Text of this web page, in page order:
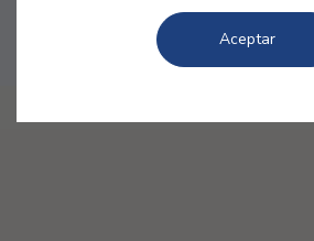
09h00-13h00 Aceptar